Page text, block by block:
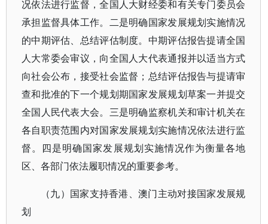
况依法进行监督，全国人大财经委和有关专门委员会
承担监督具体工作。二是明确国家发展规划实施情况
的中期评估、总结评估制度。中期评估报告提请全国
人大常委会审议，向全国人大代表通报并以适当方式
向社会公布，接受社会监督；总结评估报告与提请审
查和批准的下一个规划期国家发展规划草案一并提交
全国人民代表大会。三是明确监察机关和审计机关在
各自职责范围内对国家发展规划实施情况依法进行监
督。四是明确国家发展规划实施情况作为衡量各地
区、各部门依法履职情况的重要参考。
（九）国家支持香港、澳门主动对接国家发展规
划